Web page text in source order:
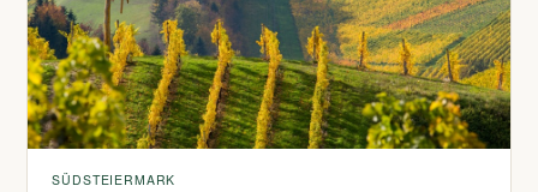
SÜDSTEIERMARK